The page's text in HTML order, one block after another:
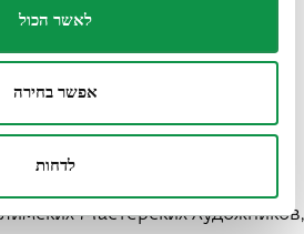
לאשר הכול
אפשר בחירה
לדחות
Имеет дипломы Академии
отличием). В своих работах
реальность с
мечтательности. Имела
в Иерусалимском Доме
Мастерских Художников,